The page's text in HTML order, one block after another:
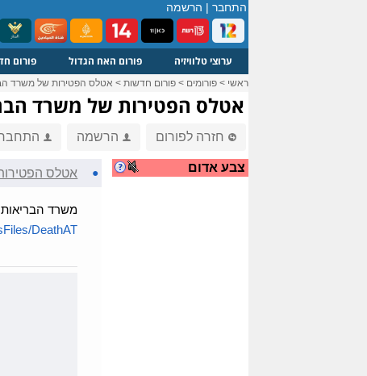
התחבר | הרשמה
ערוצי טלוויזיה פורום האח הגדול פורום
ראשי > פורומים > פורום חדשות > אטלס הפטירות של משרד
אטלס הפטירות של משרד
חזרה לפורום הרשמה
צבע אדום ● אטלס
משרד הבריאות
DeathAT...